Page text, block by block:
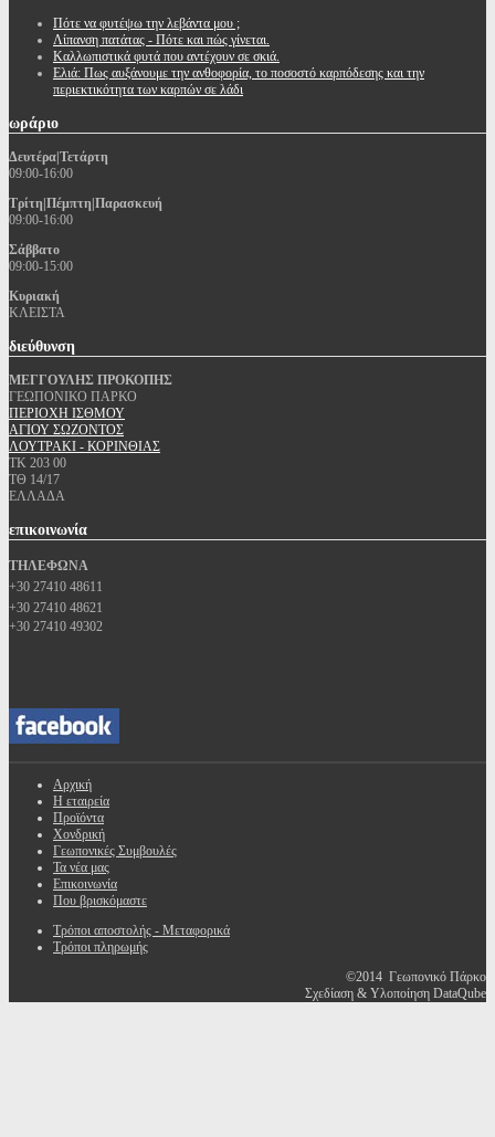
Πότε να φυτέψω την λεβάντα μου ;
Λίπανση πατάτας - Πότε και πώς γίνεται.
Καλλωπιστικά φυτά που αντέχουν σε σκιά.
Ελιά: Πως αυξάνουμε την ανθοφορία, το ποσοστό καρπόδεσης και την
περιεκτικότητα των καρπών σε λάδι
ωράριο
Δευτέρα|Τετάρτη
09:00-16:00
Τρίτη|Πέμπτη|Παρασκευή
09:00-16:00
Σάββατο
09:00-15:00
Κυριακή
ΚΛΕΙΣΤΑ
διεύθυνση
ΜΕΓΓΟΥΛΗΣ ΠΡΟΚΟΠΗΣ
ΓΕΩΠΟΝΙΚΟ ΠΑΡΚΟ
ΠΕΡΙΟΧΗ ΙΣΘΜΟΥ
ΑΓΙΟΥ ΣΩΖΟΝΤΟΣ
ΛΟΥΤΡΑΚΙ - ΚΟΡΙΝΘΙΑΣ
ΤΚ 203 00
ΤΘ 14/17
ΕΛΛΑΔΑ
επικοινωνία
ΤΗΛΕΦΩΝΑ
+30 27410 48611
+30 27410 48621
+30 27410 49302
Αρχική
Η εταιρεία
Προϊόντα
Χονδρική
Γεωπονικές Συμβουλές
Τα νέα μας
Επικοινωνία
Που βρισκόμαστε
Τρόποι αποστολής - Μεταφορικά
Τρόποι πληρωμής
©2014 Γεωπονικό Πάρκο
Σχεδίαση & Υλοποίηση DataQube